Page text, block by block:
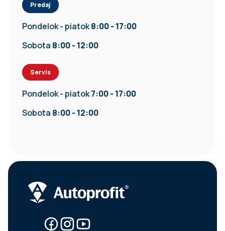
Predaj
Pondelok - piatok8:00 - 17:00
Sobota 8:00 - 12:00
Servis
Pondelok - piatok7:00 - 17:00
Sobota 8:00 - 12:00